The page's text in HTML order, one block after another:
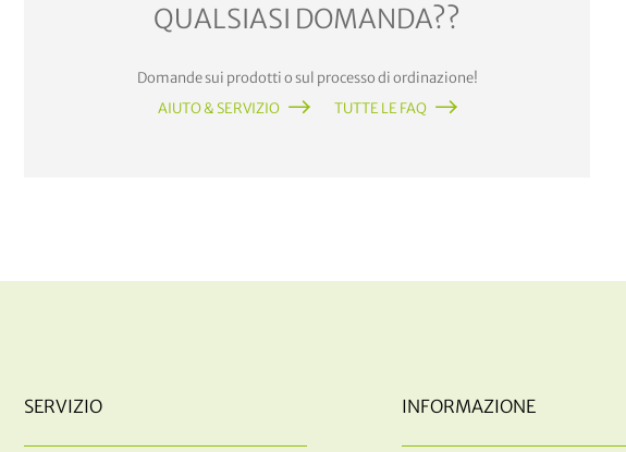
QUALSIASI DOMANDA??
Domande sui prodotti o sul processo di ordinazione!
AIUTO & SERVIZIO
TUTTE LE FAQ
SERVIZIO INFORMAZIONE